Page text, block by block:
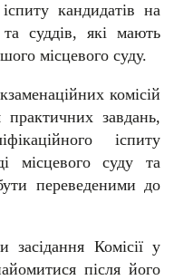
кандидатів на
суддів, які мають
місцевого суду.
комісій
завдань,
іспиту
місцевого суду та
переведеними до
засідання Комісії у
після його